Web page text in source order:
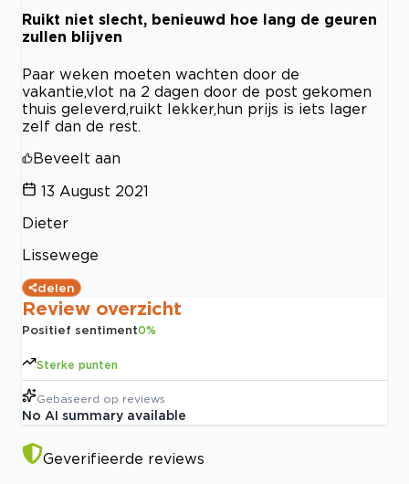
Ruikt niet slecht, benieuwd hoe lang de geuren
zullen blijven
Paar weken moeten wachten door de
vakantie,vlot na 2 dagen door de post gekomen
thuis geleverd,ruikt lekker,hun prijs is iets lager
zelf dan de rest.
Beveelt aan
13 August 2021
Dieter
Lissewege
delen
Review overzicht
Positief sentiment0%
Sterke punten
Gebaseerd op reviews
No AI summary available
Geverifieerde reviews